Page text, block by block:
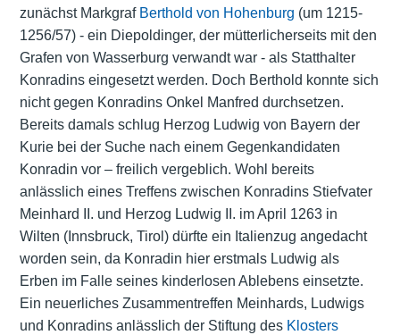
zunächst Markgraf Berthold von Hohenburg (um 1215-
1256/57) - ein Diepoldinger, der mütterlicherseits mit den
Grafen von Wasserburg verwandt war - als Statthalter
Konradins eingesetzt werden. Doch Berthold konnte sich
nicht gegen Konradins Onkel Manfred durchsetzen.
Bereits damals schlug Herzog Ludwig von Bayern der
Kurie bei der Suche nach einem Gegenkandidaten
Konradin vor – freilich vergeblich. Wohl bereits
anlässlich eines Treffens zwischen Konradins Stiefvater
Meinhard II. und Herzog Ludwig II. im April 1263 in
Wilten (Innsbruck, Tirol) dürfte ein Italienzug angedacht
worden sein, da Konradin hier erstmals Ludwig als
Erben im Falle seines kinderlosen Ablebens einsetzte.
Ein neuerliches Zusammentreffen Meinhards, Ludwigs
und Konradins anlässlich der Stiftung des Klosters